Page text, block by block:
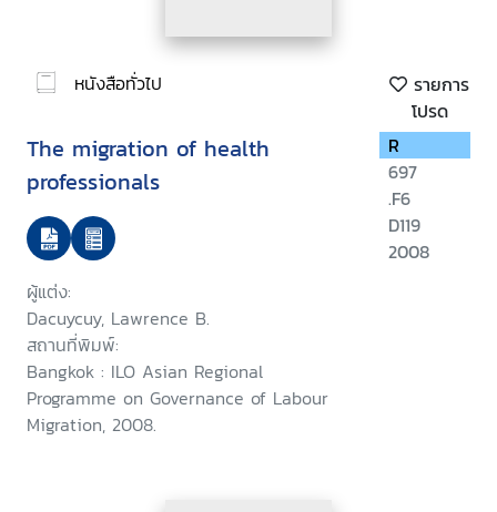
หนังสือทั่วไป
รายการ
โปรด
The migration of health
professionals
ผู้แต่ง:
Dacuycuy, Lawrence B.
สถานที่พิมพ์:
Bangkok : ILO Asian Regional
Programme on Governance of Labour
Migration, 2008.
R
697
.F6
D119
2008